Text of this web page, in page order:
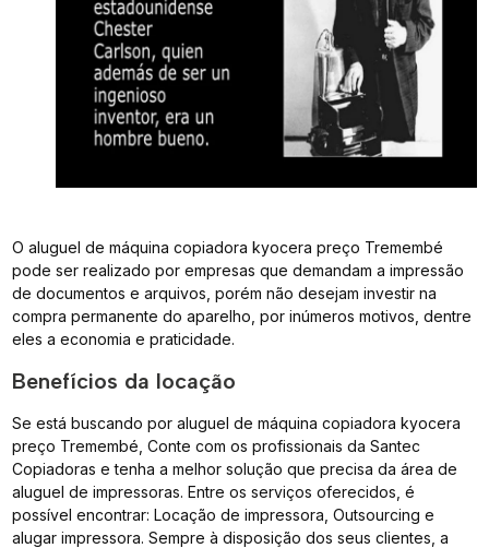
O aluguel de máquina copiadora kyocera preço Tremembé
pode ser realizado por empresas que demandam a impressão
de documentos e arquivos, porém não desejam investir na
compra permanente do aparelho, por inúmeros motivos, dentre
eles a economia e praticidade.
Benefícios da locação
Se está buscando por aluguel de máquina copiadora kyocera
preço Tremembé, Conte com os profissionais da Santec
Copiadoras e tenha a melhor solução que precisa da área de
aluguel de impressoras. Entre os serviços oferecidos, é
possível encontrar: Locação de impressora, Outsourcing e
alugar impressora. Sempre à disposição dos seus clientes, a